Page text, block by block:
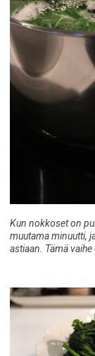
Kun nokkoset on
muutama minuutti,
astiaan. Tämä vaihe